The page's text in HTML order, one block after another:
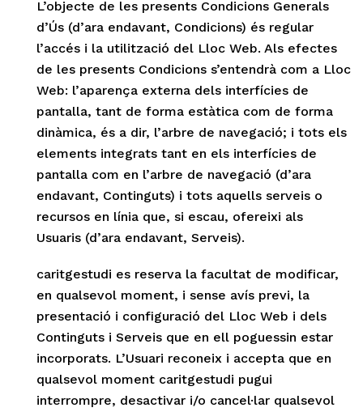
L’objecte de les presents Condicions Generals
d’Ús (d’ara endavant, Condicions) és regular
l’accés i la utilització del Lloc Web. Als efectes
de les presents Condicions s’entendrà com a Lloc
Web: l’aparença externa dels interfícies de
pantalla, tant de forma estàtica com de forma
dinàmica, és a dir, l’arbre de navegació; i tots els
elements integrats tant en els interfícies de
pantalla com en l’arbre de navegació (d’ara
endavant, Continguts) i tots aquells serveis o
recursos en línia que, si escau, ofereixi als
Usuaris (d’ara endavant, Serveis).
caritgestudi es reserva la facultat de modificar,
en qualsevol moment, i sense avís previ, la
presentació i configuració del Lloc Web i dels
Continguts i Serveis que en ell poguessin estar
incorporats. L’Usuari reconeix i accepta que en
qualsevol moment caritgestudi pugui
interrompre, desactivar i/o cancel·lar qualsevol